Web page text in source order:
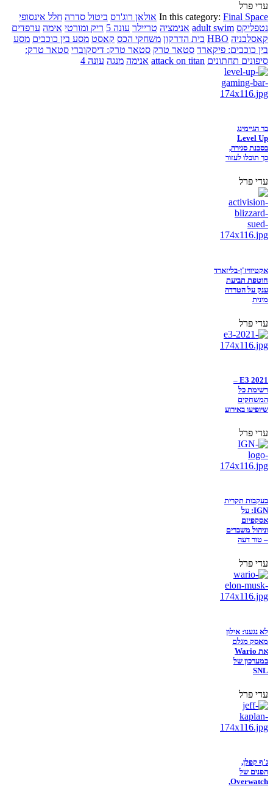
עדי פרל
In this category: Final Space אולאן רוג'רס ביטול סדרה חלל אינסופי
נטפליקס adult swim אנימציה טריילר עונה 5 ריק ומורטי אימה ערפדים
קאסלבניה HBO בית הדרקון משחקי הכס קאסט מסע בין כוכבים מסע
בין כוכבים: פיקארד סטאר טרק סטאר טרק: דיסקוברי סטאר טרק:
סיפונים תחתונים attack on titan אנימה מנגה עונה 4
בר הגיימינג
Level Up
בסכנת סגירה,
כך תוכלו לעזור
עדי פרל
אקטיוויז'ן-בליזארד
חוטפת תביעת
ענק על הטרדה
מינית
עדי פרל
E3 2021 –
רשימת כל
המשחקים
שיופיעו באירוע
עדי פרל
בעקבות תקרית
IGN: על
אסקפיזם
וניהול משברים
– טור דעה
עדי פרל
לא נגענו: אילון
מאסק מגלם
את Wario
במערכון של
SNL
עדי פרל
ג'ף קפלן,
הפנים של
Overwatch,